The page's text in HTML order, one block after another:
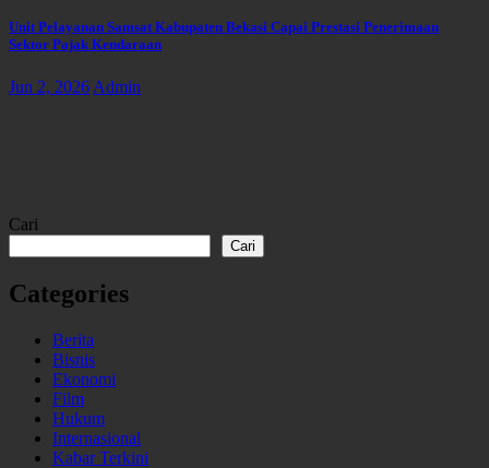
Unit Pelayanan Samsat Kabupaten Bekasi Capai Prestasi Penerimaan
Sektor Pajak Kendaraan
Jun 2, 2026 Admin
Cari
Cari
Categories
Berita
Bisnis
Ekonomi
Film
Hukum
Internasional
Kabar Terkini